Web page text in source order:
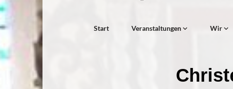
Start Veranstaltungen Wir